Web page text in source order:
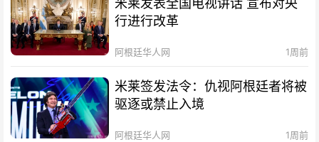
米莱发表全国电视讲话 宣布对央
行进行改革
阿根廷华人网 1周前
米莱签发法令：仇视阿根廷者将被
驱逐或禁止入境
阿根廷华人网 1周前